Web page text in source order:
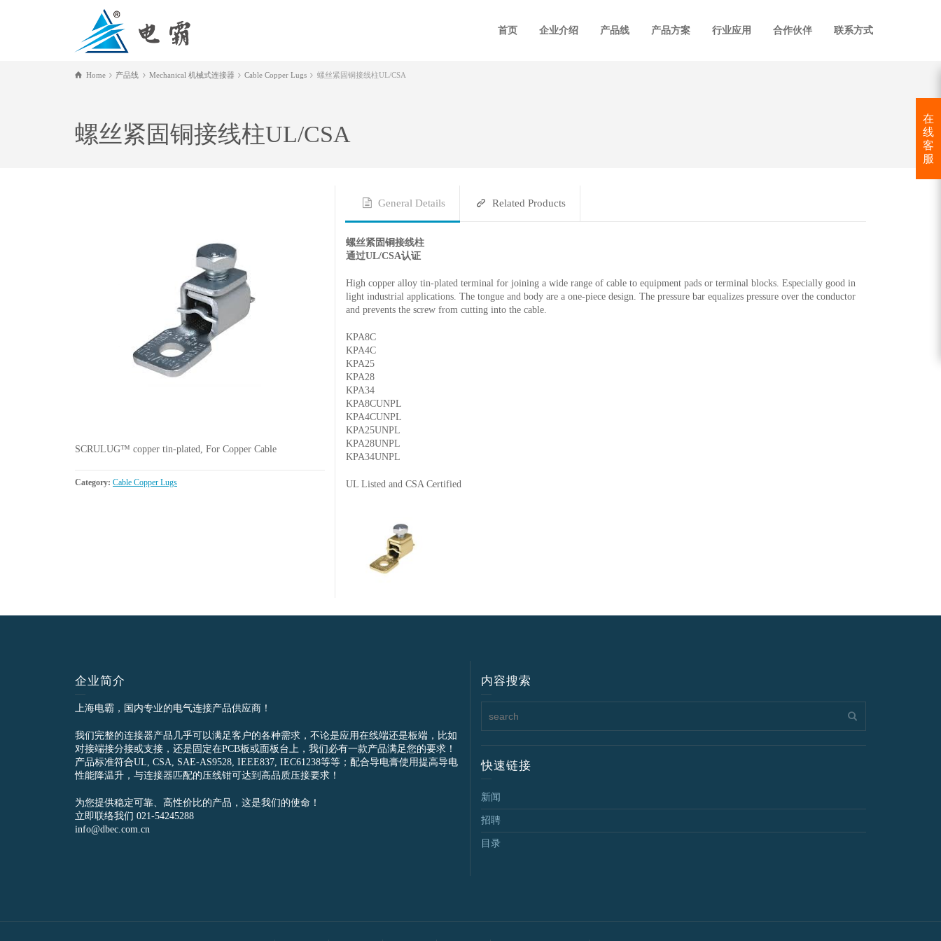
首页 企业介绍 产品线 产品方案 行业应用 合作伙伴 联系方式
Home 产品线 Mechanical 机械式连接器 Cable Copper Lugs 螺丝紧固铜接线柱UL/CSA
螺丝紧固铜接线柱UL/CSA
SCRULUG™ copper tin-plated, For Copper Cable
Category: Cable Copper Lugs
General Details Related Products
螺丝紧固铜接线柱
通过UL/CSA认证
High copper alloy tin-plated terminal for joining a wide range of cable to equipment pads or terminal blocks. Especially good in
light industrial applications. The tongue and body are a one-piece design. The pressure bar equalizes pressure over the conductor
and prevents the screw from cutting into the cable.
KPA8C
KPA4C
KPA25
KPA28
KPA34
KPA8CUNPL
KPA4CUNPL
KPA25UNPL
KPA28UNPL
KPA34UNPL
UL Listed and CSA Certified
在
线
客
服
企业简介
上海电霸，国内专业的电气连接产品供应商！
我们完整的连接器产品几乎可以满足客户的各种需求，不论是应用在线端还是板端，比如
对接端接分接或支接，还是固定在PCB板或面板台上，我们必有一款产品满足您的要求！
产品标准符合UL, CSA, SAE-AS9528, IEEE837, IEC61238等等；配合导电膏使用提高导电
性能降温升，与连接器匹配的压线钳可达到高品质压接要求！
为您提供稳定可靠、高性价比的产品，这是我们的使命！
立即联络我们 021-54245288
info@dbec.com.cn
内容搜索
快速链接
新闻
招聘
目录